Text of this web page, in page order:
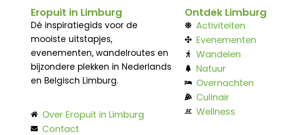
Eropuit in Limburg
Dé inspiratiegids voor de
mooiste uitstapjes,
evenementen, wandelroutes en
bijzondere plekken in Nederlands
en Belgisch Limburg.
Over Eropuit in Limburg
Contact
Ontdek Limburg
Activiteiten
Evenementen
Wandelen
Natuur
Overnachten
Culinair
Wellness